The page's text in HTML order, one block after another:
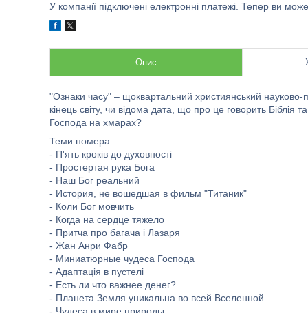
У компанії підключені електронні платежі. Тепер ви
Опис
"Ознаки часу" – щоквартальний християнський
кінець світу, чи відома дата, що про це говорить Біблія
Господа на хмарах?
Теми номера:
- П'ять кроків до духовності
- Простертая рука Бога
- Наш Бог реальний
- История, не вошедшая в фильм "Титаник"
- Коли Бог мовчить
- Когда на сердце тяжело
- Притча про багача і Лазаря
- Жан Анри Фабр
- Миниатюрные чудеса Господа
- Адаптація в пустелі
- Есть ли что важнее денег?
- Планета Земля уникальна во всей Вселенной